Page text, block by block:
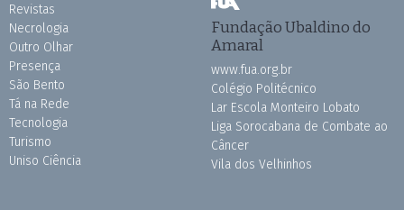
Revistas
Necrologia
Outro Olhar
Presença
São Bento
Tá na Rede
Tecnologia
Turismo
Uniso Ciência
Fundação Ubaldino do
Amaral
www.fua.org.br
Colégio Politécnico
Lar Escola Monteiro Lobato
Liga Sorocabana de Combate ao
Câncer
Vila dos Velhinhos